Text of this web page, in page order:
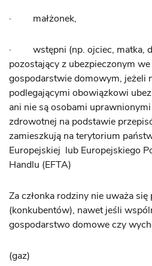
· małżonek,
· wstępni (np. ojciec, matka,
pozostający z ubezpieczonym
gospodarstwie domowym, jeżeli
podlegającymi obowiązkowi
ani nie są osobami
zdrowotnej na podstawie
zamieszkują na terytorium
Europejskiej lub Europejskiego
Handlu (EFTA)
Za członka rodziny nie uważa
(konkubentów), nawet jeśli
gospodarstwo domowe czy
(gaz)